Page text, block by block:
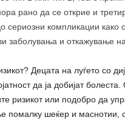
рано да се открие и
сериозни компликации како
заболувања и откажување
Децата на луѓето со
да ја добијат болеста.
ризикот или подобро да
помалку шеќер и маснотии,